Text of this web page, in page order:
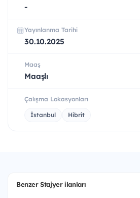
-
Yayınlanma Tarihi
30.10.2025
Maaş
Maaşlı
Çalışma Lokasyonları
İstanbul Hibrit
Benzer Stajyer ilanları